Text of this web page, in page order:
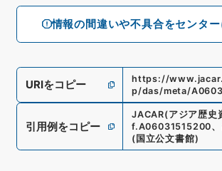
情報の間違いや不具合をセンタ
URIをコピー
https://
p/das/meta/
引用例をコピー
JACAR(アジア歴史
f.A06031515200、
( 国立公文書館)